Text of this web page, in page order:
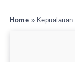
Home » Kepualauan